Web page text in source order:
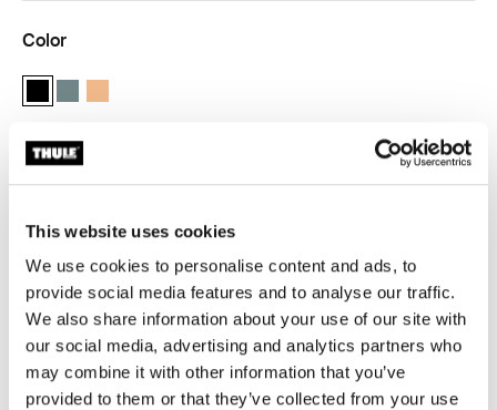
This website uses cookies
We use cookies to personalise content and ads, to
provide social media features and to analyse our traffic.
We also share information about your use of our site with
our social media, advertising and analytics partners who
may combine it with other information that you’ve
provided to them or that they’ve collected from your use
Color
Thule Chasm handlebar bag 2L Negro (selected)
Thule Chasm handlebar bag 2L Azul medio
Thule Chasm handlebar bag 2L Naranja polvoriento
Encontrar en tienda
La bolsa para manubrio Thule Chasm mantiene los
objetos pequeños fácilmente accesibles mientras se
conduce.